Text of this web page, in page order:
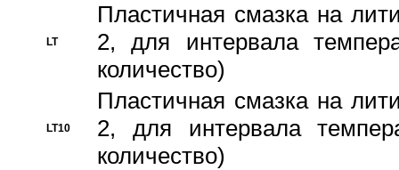
LT
Пластичная смазка на
2, для интервала
количество)
LT10
Пластичная смазка на
2, для интервала
количество)